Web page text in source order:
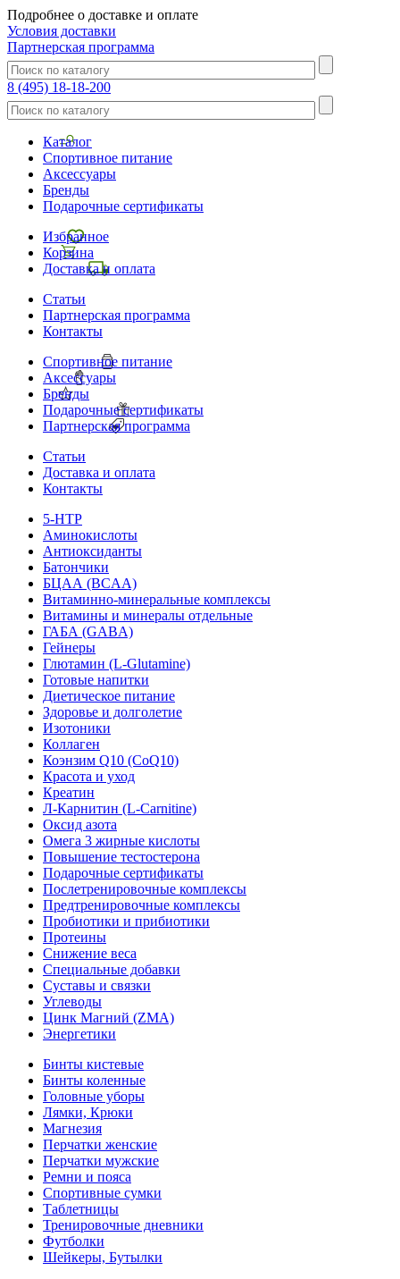
Подробнее о доставке и оплате
Условия доставки
Партнерская программа
8 (495) 18-18-200
Каталог
Спортивное питание
Аксессуары
Бренды
Подарочные сертификаты
Избранное
Корзина
Доставка и оплата
Статьи
Партнерская программа
Контакты
Спортивное питание
Аксессуары
Бренды
Подарочные сертификаты
Партнерская программа
Статьи
Доставка и оплата
Контакты
5-HTP
Аминокислоты
Антиоксиданты
Батончики
БЦАА (BCAA)
Витаминно-минеральные комплексы
Витамины и минералы отдельные
ГАБА (GABA)
Гейнеры
Глютамин (L-Glutamine)
Готовые напитки
Диетическое питание
Здоровье и долголетие
Изотоники
Коллаген
Коэнзим Q10 (CoQ10)
Красота и уход
Креатин
Л-Карнитин (L-Сarnitine)
Оксид азота
Омега 3 жирные кислоты
Повышение тестостерона
Подарочные сертификаты
Послетренировочные комплексы
Предтренировочные комплексы
Пробиотики и прибиотики
Протеины
Снижение веса
Специальные добавки
Суставы и связки
Углеводы
Цинк Магний (ZMA)
Энергетики
Бинты кистевые
Бинты коленные
Головные уборы
Лямки, Крюки
Магнезия
Перчатки женские
Перчатки мужские
Ремни и пояса
Спортивные сумки
Таблетницы
Тренировочные дневники
Футболки
Шейкеры, Бутылки